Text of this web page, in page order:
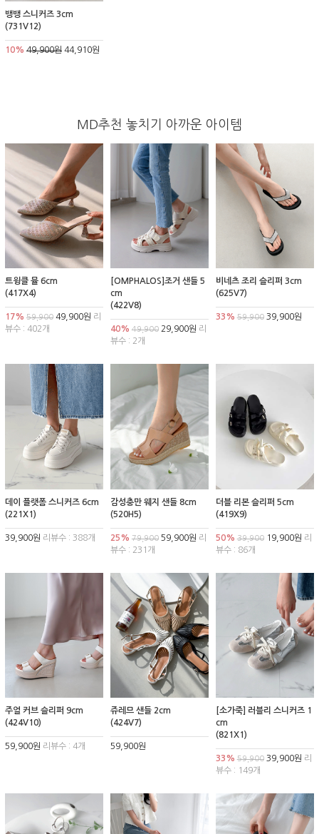
뱅뱅 스니커즈 3cm
(731V12)
10% 49,900원 44,910원
MD추천 놓치기 아까운 아이템
트윙클 뮬 6cm
(417X4)
17% 59,900 49,900원 리
뷰수 : 402개
[OMPHALOS]조거 샌들 5
cm
(422V8)
40% 49,90029,900원 리
뷰수 : 2개
비네츠 조리 슬리퍼 3cm
(625V7)
33% 59,90039,900원
데이 플랫폼 스니커즈 6cm
(221X1)
39,900원 리뷰수 : 388개
감성충만 웨지 샌들 8cm
(520H5)
25% 79,90059,900원 리
뷰수 : 231개
더블 리본 슬리퍼 5cm
(419X9)
50% 39,90019,900원 리
뷰수 : 86개
주얼 커브 슬리퍼 9cm
(424V10)
59,900원 리뷰수 : 4개
쥬레므 샌들 2cm
(424V7)
59,900원
[소가죽] 러블리 스니커즈 1
cm
(821X1)
33% 59,90039,900원 리
뷰수 : 149개